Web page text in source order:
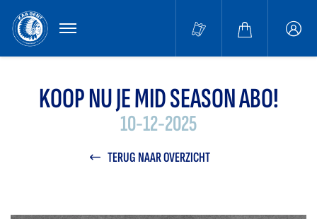
MENU
KOOP NU JE MID SEASON ABO!
10-12-2025
TERUG NAAR OVERZICHT